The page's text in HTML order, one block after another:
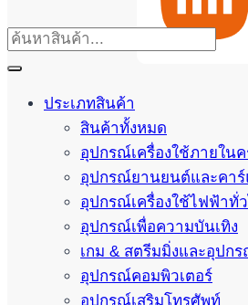
ประเภทสินค้า
สินค้าทั้งหมด
อุปกรณ์เครื่องใช้ภายในค
อุปกรณ์ยานยนต์และคาร์
อุปกรณ์เครื่องใช้ไฟฟ้าทั่
อุปกรณ์เพื่อความบันเทิง
เกม & สตรีมมิ่งและอุปกร
อุปกรณ์คอมพิวเตอร์
อุปกรณ์เสริมโทรศัพท์